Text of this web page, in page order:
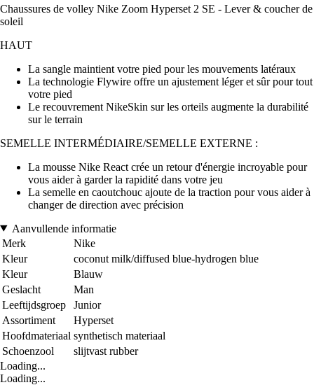
Chaussures de volley Nike Zoom Hyperset 2 SE - Lever & coucher de
soleil
HAUT
La sangle maintient votre pied pour les mouvements latéraux
La technologie Flywire offre un ajustement léger et sûr pour tout
votre pied
Le recouvrement NikeSkin sur les orteils augmente la durabilité
sur le terrain
SEMELLE INTERMÉDIAIRE/SEMELLE EXTERNE :
La mousse Nike React crée un retour d'énergie incroyable pour
vous aider à garder la rapidité dans votre jeu
La semelle en caoutchouc ajoute de la traction pour vous aider à
changer de direction avec précision
Aanvullende informatie
Merk
Nike
Kleur
coconut milk/diffused blue-hydrogen blue
Kleur
Blauw
Geslacht
Man
Leeftijdsgroep
Junior
Assortiment
Hyperset
Hoofdmateriaal synthetisch materiaal
Schoenzool
slijtvast rubber
Loading...
Loading...